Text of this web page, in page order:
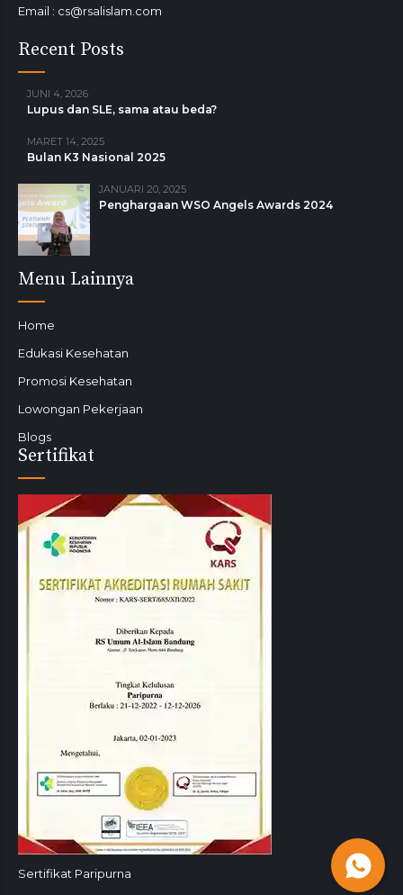
Email : cs@rsalislam.com
Recent Posts
JUNI 4, 2026
Lupus dan SLE, sama atau beda?
MARET 14, 2025
Bulan K3 Nasional 2025
JANUARI 20, 2025
Penghargaan WSO Angels Awards 2024
Menu Lainnya
Home
Edukasi Kesehatan
Promosi Kesehatan
Lowongan Pekerjaan
Blogs
Sertifikat
Sertifikat Paripurna